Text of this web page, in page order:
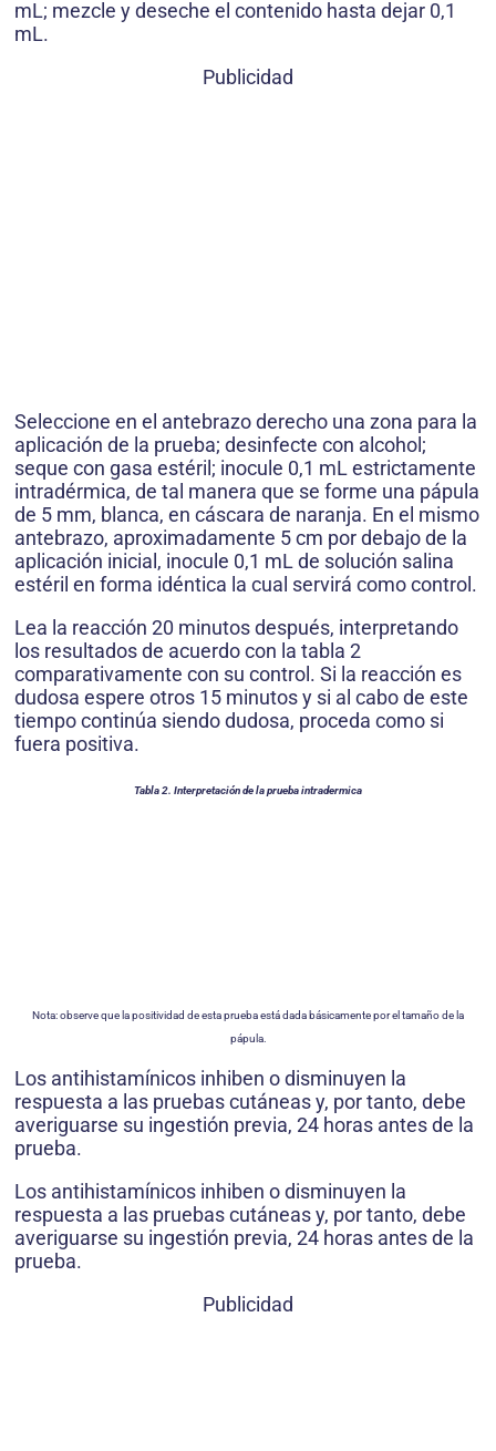
mL; mezcle y deseche el contenido hasta dejar 0,1
mL.
Publicidad
Seleccione en el antebrazo derecho una zona para la
aplicación de la prueba; desinfecte con alcohol;
seque con gasa estéril; inocule 0,1 mL estrictamente
intradérmica, de tal manera que se forme una pápula
de 5 mm, blanca, en cáscara de naranja. En el mismo
antebrazo, aproximadamente 5 cm por debajo de la
aplicación inicial, inocule 0,1 mL de solución salina
estéril en forma idéntica la cual servirá como control.
Lea la reacción 20 minutos después, interpretando
los resultados de acuerdo con la tabla 2
comparativamente con su control. Si la reacción es
dudosa espere otros 15 minutos y si al cabo de este
tiempo continúa siendo dudosa, proceda como si
fuera positiva.
Tabla 2. Interpretación de la prueba intradermica
Nota: observe que la positividad de esta prueba está dada básicamente por el tamaño de la
pápula.
Los antihistamínicos inhiben o disminuyen la
respuesta a las pruebas cutáneas y, por tanto, debe
averiguarse su ingestión previa, 24 horas antes de la
prueba.
Los antihistamínicos inhiben o disminuyen la
respuesta a las pruebas cutáneas y, por tanto, debe
averiguarse su ingestión previa, 24 horas antes de la
prueba.
Publicidad